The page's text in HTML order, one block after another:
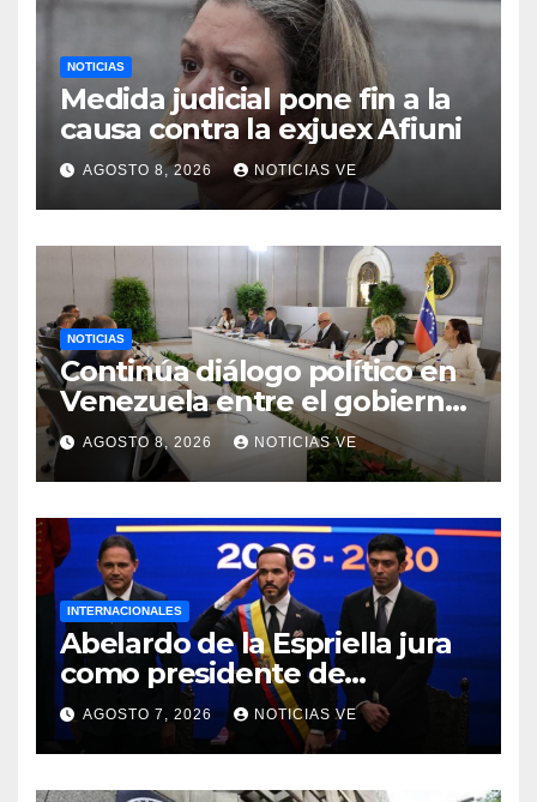
NOTICIAS
Medida judicial pone fin a la
causa contra la exjuex Afiuni
AGOSTO 8, 2026 NOTICIAS VE
NOTICIAS
Continúa diálogo político en
Venezuela entre el gobierno
y la oposición
AGOSTO 8, 2026 NOTICIAS VE
INTERNACIONALES
Abelardo de la Espriella jura
como presidente de
Colombia para el periodo
2026-2030
AGOSTO 7, 2026 NOTICIAS VE